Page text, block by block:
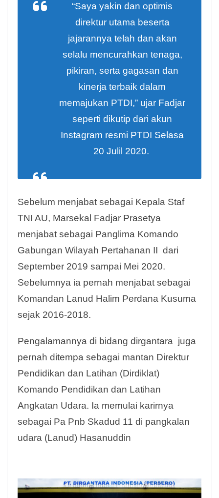
“Saya yakin dan optimis
direktur utama beserta
jajarannya telah dan akan
selalu mencurahkan tenaga,
pikiran, serta gagasan dan
kinerja terbaik dalam
memajukan PTDI,” ujar Fadjar
seperti dikutip dari akun
Instagram resmi PTDI Selasa
20 Julil 2020.
Sebelum menjabat sebagai Kepala Staf
TNI AU, Marsekal Fadjar Prasetya
menjabat sebagai Panglima Komando
Gabungan Wilayah Pertahanan II dari
September 2019 sampai Mei 2020.
Sebelumnya ia pernah menjabat sebagai
Komandan Lanud Halim Perdana Kusuma
sejak 2016-2018.
Pengalamannya di bidang dirgantara juga
pernah ditempa sebagai mantan Direktur
Pendidikan dan Latihan (Dirdiklat)
Komando Pendidikan dan Latihan
Angkatan Udara. Ia memulai karirnya
sebagai Pa Pnb Skadud 11 di pangkalan
udara (Lanud) Hasanuddin